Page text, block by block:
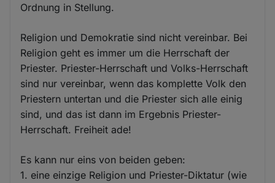
Ordnung in Stellung.
Religion und Demokratie sind nicht vereinbar. Bei
Religion geht es immer um die Herrschaft der
Priester. Priester-Herrschaft und Volks-Herrschaft
sind nur vereinbar, wenn das komplette Volk den
Priestern untertan und die Priester sich alle einig
sind, und das ist dann im Ergebnis Priester-
Herrschaft. Freiheit ade!
Es kann nur eins von beiden geben:
1. eine einzige Religion und Priester-Diktatur (wie